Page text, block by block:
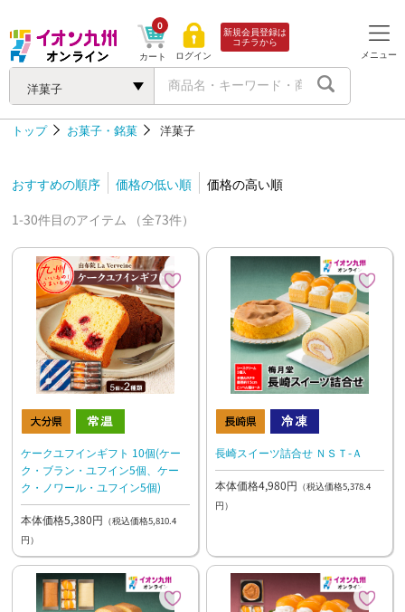
洋菓子
カート
0
ログイン
新規会員登録は
コチラから
メニュー
トップ お菓子・銘菓 洋菓子
おすすめの順序 価格の低い順
価格の高い順
1-30件目のアイテム （全73件）
ケークユフインギフト 10個(ケー
ク・ブラン・ユフイン5個、ケー
ク・ノワール・ユフイン5個)
本体価格5,380円 （税込価格5,810.4
円）
長崎スイーツ詰合せ ＮＳＴ-Ａ
本体価格4,980円 （税込価格5,378.4
円）